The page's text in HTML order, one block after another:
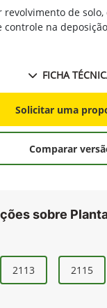
revolvimento de solo,
controle na
FICHA
Solicitar uma
Comparar
sobre
2113 2115